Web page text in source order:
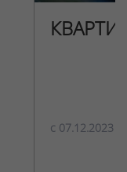
c 07.12.2023